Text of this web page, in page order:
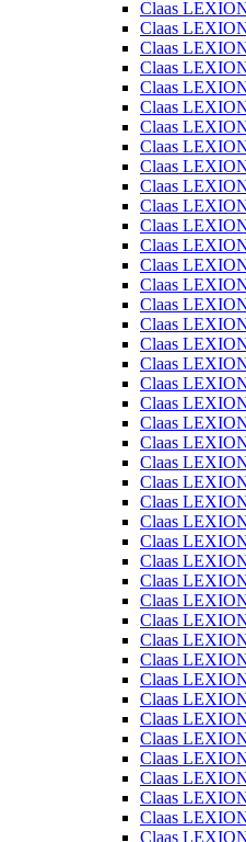
Claas
Claas
Claas
Claas
Claas
Claas
Claas
Claas
Claas
Claas
Claas
Claas
Claas
Claas
Claas
Claas
Claas
Claas
Claas
Claas
Claas
Claas
Claas
Claas
Claas
Claas
Claas
Claas
Claas
Claas
Claas
Claas
Claas
Claas
Claas
Claas
Claas
Claas
Claas
Claas
Claas
Claas
Claas